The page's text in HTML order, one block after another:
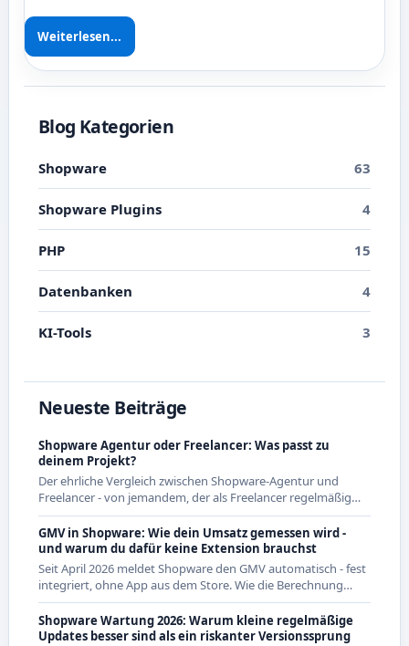
Blog Kategorien
Shopware 63
Shopware Plugins 4
PHP 15
Datenbanken 4
KI-Tools 3
Neueste Beiträge
Shopware Agentur oder Freelancer: Was passt zu
deinem Projekt?
Der ehrliche Vergleich zwischen Shopware-Agentur und
Freelancer - von jemandem, der als Freelancer regelmäßig
mit Agenturen zusammenarbeitet und beide Seiten kennt.
GMV in Shopware: Wie dein Umsatz gemessen wird -
und warum du dafür keine Extension brauchst
Seit April 2026 meldet Shopware den GMV automatisch - fest
integriert, ohne App aus dem Store. Wie die Berechnung
genau funktioniert und was das für CE-Händler bedeutet.
Shopware Wartung 2026: Warum kleine regelmäßige
Updates besser sind als ein riskanter Versionssprung
Weiterlesen...